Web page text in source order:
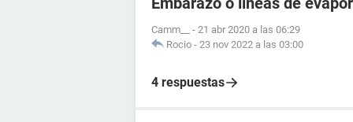
Camm__ - 21 abr 2020 a las 06:29
Rocio - 23 nov 2022 a las 03:00
4 respuestas